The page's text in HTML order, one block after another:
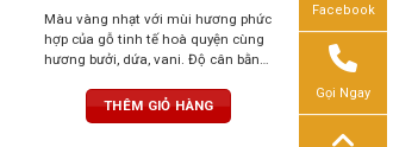
Màu vàng nhạt với mùi hương phức
hợp của gỗ tinh tế hoà quyện cùng
hương bưởi, dứa, vani. Độ cân bằng
cây họ cam quýt. Một hương vị đặc
biệt, tinh tế, sống động
THÊM GIỎ HÀNG
Facebook
Gọi Ngay